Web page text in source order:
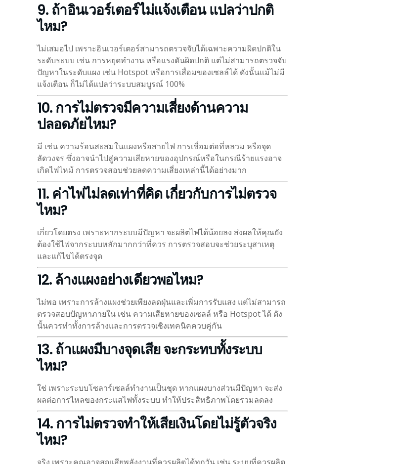
9. ถ้าอินเวอร์เตอร์ไม่แจ้งเตือน แปลว่าปกติ
ไหม?
ไม่เสมอไป เพราะอินเวอร์เตอร์สามารถตรวจจับได้เฉพาะความผิดปกติใน
ระดับระบบ เช่น การหยุดทำงาน หรือแรงดันผิดปกติ แต่ไม่สามารถตรวจจับ
ปัญหาในระดับแผง เช่น Hotspot หรือการเสื่อมของเซลล์ได้ ดังนั้นแม้ไม่มี
แจ้งเตือน ก็ไม่ได้แปลว่าระบบสมบูรณ์ 100%
10. การไม่ตรวจมีความเสี่ยงด้านความ
ปลอดภัยไหม?
มี เช่น ความร้อนสะสมในแผงหรือสายไฟ การเชื่อมต่อที่หลวม หรือจุด
ลัดวงจร ซึ่งอาจนำไปสู่ความเสียหายของอุปกรณ์หรือในกรณีร้ายแรงอาจ
เกิดไฟไหม้ การตรวจสอบช่วยลดความเสี่ยงเหล่านี้ได้อย่างมาก
11. ค่าไฟไม่ลดเท่าที่คิด เกี่ยวกับการไม่ตรวจ
ไหม?
เกี่ยวโดยตรง เพราะหากระบบมีปัญหา จะผลิตไฟได้น้อยลง ส่งผลให้คุณยัง
ต้องใช้ไฟจากระบบหลักมากกว่าที่ควร การตรวจสอบจะช่วยระบุสาเหตุ
และแก้ไขได้ตรงจุด
12. ล้างแผงอย่างเดียวพอไหม?
ไม่พอ เพราะการล้างแผงช่วยเพียงลดฝุ่นและเพิ่มการรับแสง แต่ไม่สามารถ
ตรวจสอบปัญหาภายใน เช่น ความเสียหายของเซลล์ หรือ Hotspot ได้ ดัง
นั้นควรทำทั้งการล้างและการตรวจเชิงเทคนิคควบคู่กัน
13. ถ้าแผงมีบางจุดเสีย จะกระทบทั้งระบบ
ไหม?
ใช่ เพราะระบบโซลาร์เซลล์ทำงานเป็นชุด หากแผงบางส่วนมีปัญหา จะส่ง
ผลต่อการไหลของกระแสไฟทั้งระบบ ทำให้ประสิทธิภาพโดยรวมลดลง
14. การไม่ตรวจทำให้เสียเงินโดยไม่รู้ตัวจริง
ไหม?